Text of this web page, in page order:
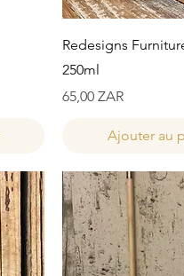
Aperçu
Redesigns
250ml
Prix
65,00 ZAR
Ajouter au